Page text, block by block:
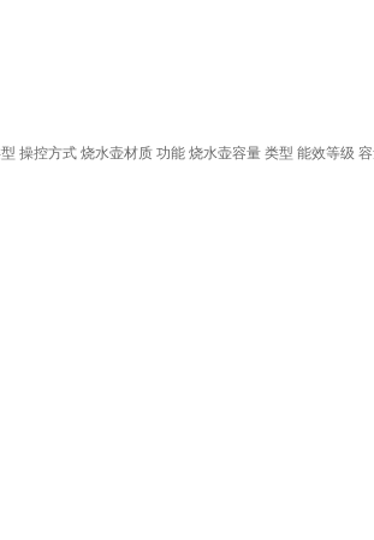
操控方式 烧水壶材质 功能 烧水壶容量 类型 能效等级